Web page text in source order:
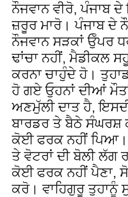
ਨੌਜਵਾਨ ਵੀਰੋ, ਪੰਜਾਬ
ਜ਼ਰੂਰ ਮਾਰੋ। ਪੰਜਾਬ ਦੇ
ਨੌਜਵਾਨ ਸੜਕਾਂ ਓੁੱਪਰ
ਢਾਂਚਾ ਨਹੀਂ, ਮੈਡੀਕਲ
ਕਰਨਾ ਚਾਹੁੰਦੇ ਹੋ।
ਹੋ ਗਏ ਓੁਹਨਾਂ ਦੀਆਂ
ਅਣਮੁੱਲੀ ਦਾਤ ਹੈ,
ਬਾਰਡਰ ਤੇ ਬੈਠੇ ਸੰਘਰਸ਼
ਕੋਈ ਫਰਕ ਨਹੀਂ ਪਿਆ।
ਤੇ ਵੋਟਰਾਂ ਦੀ ਬੋਲੀ ਲੱਗ
ਕੋਈ ਫਰਕ ਨਹੀਂ ਪੈਣਾ,
ਕਰੋ। ਵਾਹਿਗੁਰੂ ਤੁਹਾਨੂੰ